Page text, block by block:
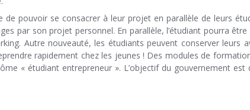
pouvoir se consacrer à leur projet en parallèle de leurs
par son projet personnel. En parallèle, l’étudiant pourra
Autre nouveauté, les étudiants peuvent conserver leurs
rapidement chez les jeunes ! Des modules de
« étudiant entrepreneur ». L’objectif du gouvernement est